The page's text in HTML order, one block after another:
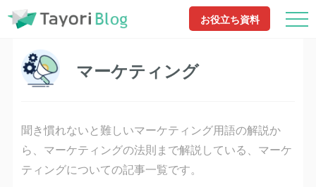
お役立ち資料
TayoriBlog マーケティング
マーケティング
聞き慣れないと難しいマーケティング用語の解説か
ら、マーケティングの法則まで解説している、マーケ
ティングについての記事一覧です。